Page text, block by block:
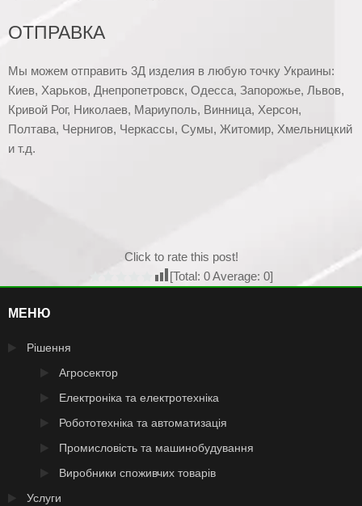
ОТПРАВКА
Мы можем отправить 3Д изделия в любую точку Украины:
Киев, Харьков, Днепропетровск, Одесса, Запорожье, Львов,
Кривой Рог, Николаев, Мариуполь, Винница, Херсон,
Полтава, Чернигов, Черкассы, Сумы, Житомир, Хмельницкий
и т.д.
Click to rate this post!
[Total: 0Average: 0]
МЕНЮ
Рішення
Агросектор
Електроніка та електротехніка
Робототехніка та автоматизація
Промисловість та машинобудування
Виробники споживчих товарів
Услуги